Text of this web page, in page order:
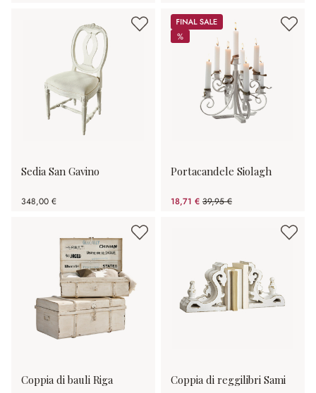
Sedia San Gavino
348,00 €
Sale
%
%
Portacandele Siolagh
18,71 € 39,95 €
(risparmio 53.17%)
Coppia di bauli Riga Coppia di reggilibri Sami